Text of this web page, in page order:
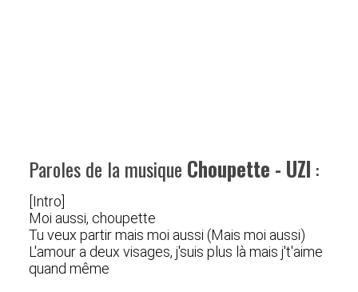
Paroles de la musique Choupette - UZI :
[Intro]
Moi aussi, choupette
Tu veux partir mais moi aussi (Mais moi aussi)
L'amour a deux visages, j'suis plus là mais j't'aime
quand même